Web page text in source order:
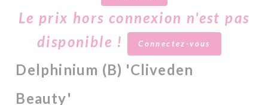
Le prix hors connexion n'est pas
disponible !
Connectez-vous
Delphinium (B) 'Cliveden
Beauty'